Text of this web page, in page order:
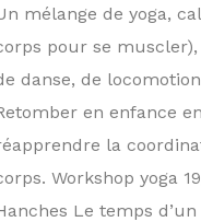
mélange de yoga,
pour se
danse, de
en enfance
la
Workshop yoga
Le temps